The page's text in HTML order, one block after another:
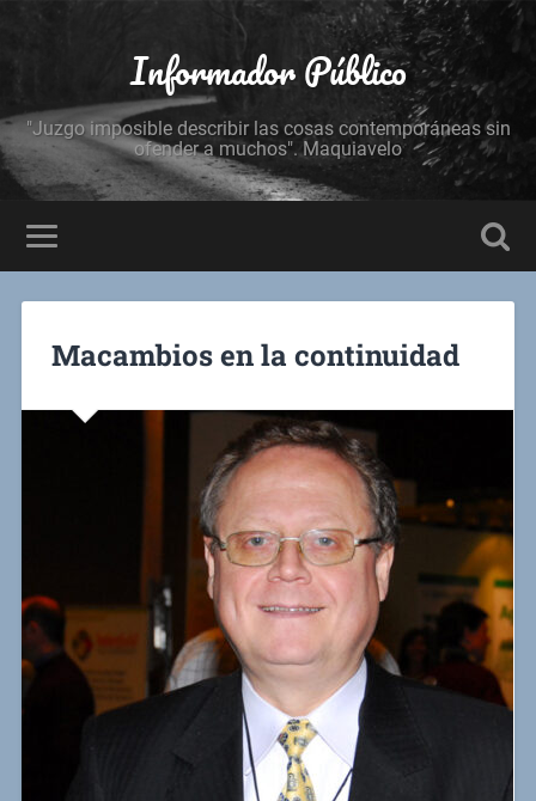
Informador Público
"Juzgo imposible describir las cosas contemporáneas sin
ofender a muchos". Maquiavelo
Macambios en la continuidad